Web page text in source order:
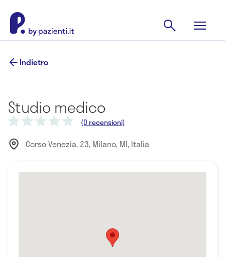
Indietro
Studio medico
(0 recensioni)
Corso Venezia, 23, Milano, MI, Italia